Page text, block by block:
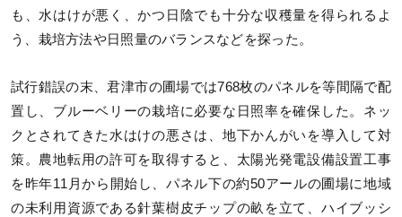
も、水はけが悪く、かつ日陰でも十分な収穫量を得られるよ
う、栽培方法や日照量のバランスなどを探った。
試行錯誤の末、君津市の圃場では768枚のパネルを等間隔で配
置し、ブルーベリーの栽培に必要な日照率を確保した。ネッ
クとされてきた水はけの悪さは、地下かんがいを導入して対
策。農地転用の許可を取得すると、太陽光発電設備設置工事
を昨年11月から開始し、パネル下の約50アールの圃場に地域
の未利用資源である針葉樹皮チップの畝を立て、ハイブッシ